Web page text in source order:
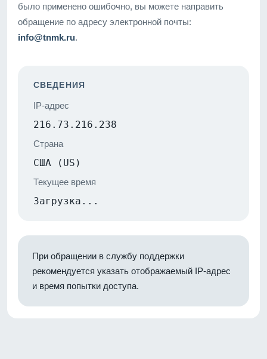
было применено ошибочно, вы можете направить
обращение по адресу электронной почты:
info@tnmk.ru.
СВЕДЕНИЯ
IP-адрес
216.73.216.238
Страна
США (US)
Текущее время
Загрузка...
При обращении в службу поддержки
рекомендуется указать отображаемый IP-адрес
и время попытки доступа.